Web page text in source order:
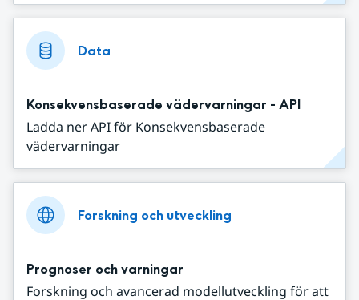
Data
Konsekvensbaserade vädervarningar - API
Ladda ner API för Konsekvensbaserade
vädervarningar
Forskning och utveckling
Prognoser och varningar
Forskning och avancerad modellutveckling för att